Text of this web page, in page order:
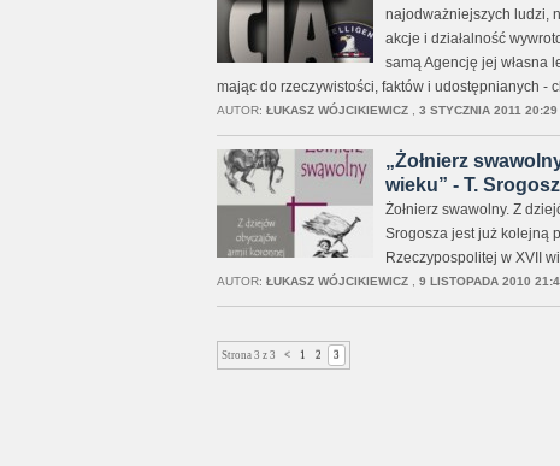
najodważniejszych ludzi,
akcje i działalność
samą Agencję jej własna
mając do rzeczywistości, faktów i udostępnianych -
AUTOR: ŁUKASZ WÓJCIKIEWICZ, 3 STYCZNIA 2011 20:29
„Żołnierz
wieku” - T.
Żołnierz swawolny. Z
Srogosza jest już kolejną
Rzeczypospolitej w XVII
AUTOR: ŁUKASZ WÓJCIKIEWICZ, 9 LISTOPADA 2010
Strona 3 z 3 < 1 2 3